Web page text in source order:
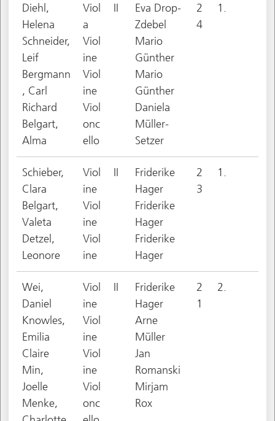
Diehl,
Helena
Schneider,
Leif
Bergmann
, Carl
Richard
Belgart,
Alma
Viol
a
Viol
ine
Viol
ine
Viol
onc
ello
II
Eva Drop-
Zdebel
Mario
Günther
Mario
Günther
Daniela
Müller-
Setzer
2
4
1.
Schieber,
Clara
Belgart,
Valeta
Detzel,
Leonore
Viol
ine
Viol
ine
Viol
ine
II
Friderike
Hager
Friderike
Hager
Friderike
Hager
2
3
1.
Wei,
Daniel
Knowles,
Emilia
Claire
Min,
Joelle
Menke,
Viol
ine
Viol
ine
Viol
ine
Viol
onc
II
Friderike
Hager
Arne
Müller
Jan
Romanski
Mirjam
Rox
2
1
2.